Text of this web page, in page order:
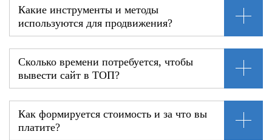
Какие инструменты и методы
используются для продвижения?
Сколько времени потребуется, чтобы
вывести сайт в ТОП?
Как формируется стоимость и за что вы
платите?